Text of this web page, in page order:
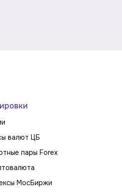
валют ЦБ
пары Forex
МосБиржи